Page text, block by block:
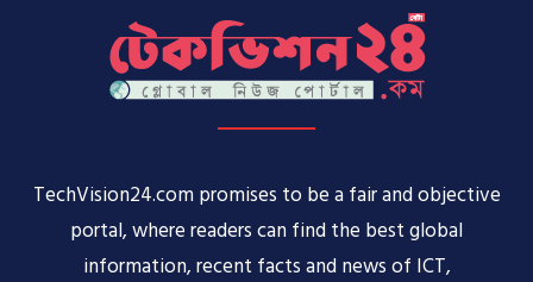
TechVision24.com promises to be a fair and objective
portal, where readers can find the best global
information, recent facts and news of ICT,